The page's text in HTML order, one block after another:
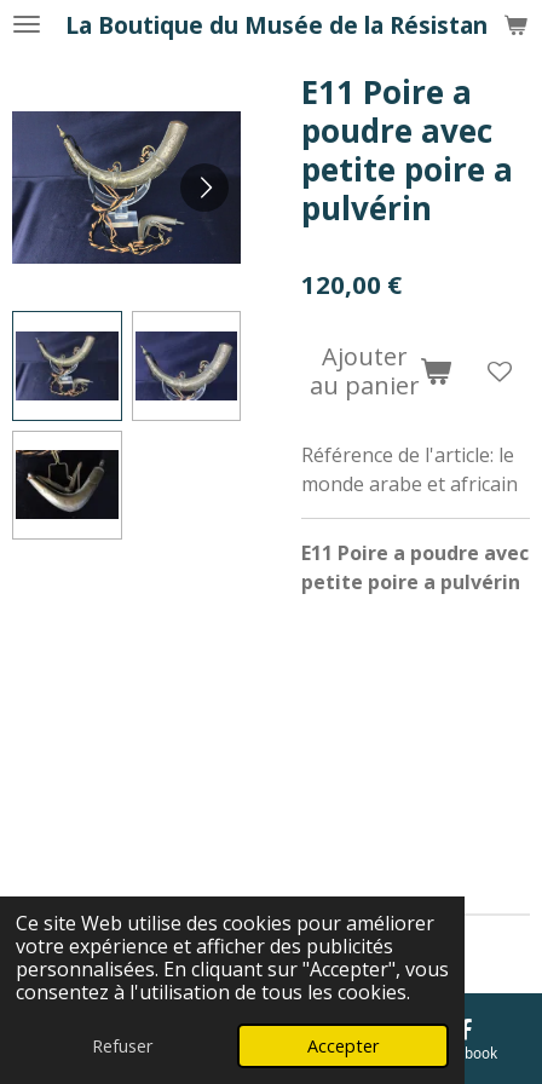
Ce site Web utilise des cookies pour améliorer
votre expérience et afficher des publicités
personnalisées. En cliquant sur "Accepter", vous
consentez à l'utilisation de tous les cookies.
Refuser Accepter
Passer
principal
La Boutique du Musée de la Résistance
E11 Poire a
poudre avec
petite poire a
pulvérin
120,00 €
Ajouter
au panier
Référence de l'article: le
monde arabe et africain
E11 Poire a poudre avec
petite poire a pulvérin
Cgv
E-mail Carte Facebook